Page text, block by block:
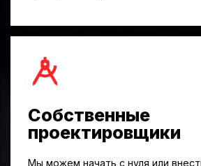
Собственные
проектировщики
Мы можем начать с нуля или